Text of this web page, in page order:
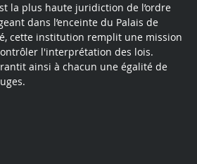
la plus haute juridiction de l’ordre
dans l’enceinte du Palais de
cette institution remplit une mission
l'interprétation des lois.
ainsi à chacun une égalité de